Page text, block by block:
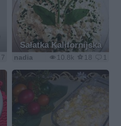
7
Sałatka Kalifornijska
10.8k 18 1
nadia